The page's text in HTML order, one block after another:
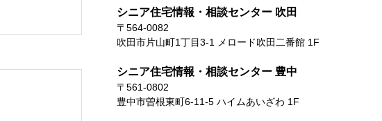
シニア住宅情報・相談センター 吹田
〒564-0082
吹田市片山町1丁目3-1 メロード吹田二番館 1F
シニア住宅情報・相談センター 豊中
〒561-0802
豊中市曽根東町6-11-5 ハイムあいざわ 1F